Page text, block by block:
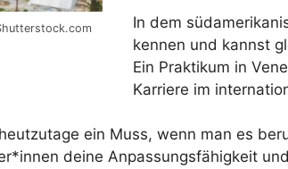
In dem
kennen und kannst
Ein Praktikum in
Karriere im
ein Muss, wenn man es
deine Anpassungsfähigkeit